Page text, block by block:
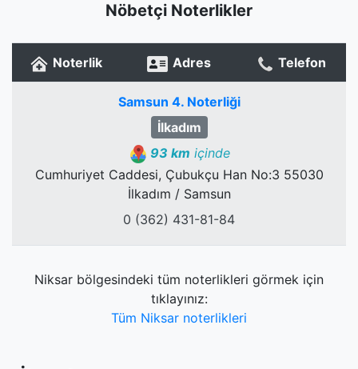
Nöbetçi Noterlikler
Noterlik Adres Telefon
Samsun 4. Noterliği
İlkadım
93 km içinde
Cumhuriyet Caddesi, Çubukçu Han No:3 55030
İlkadım / Samsun
0 (362) 431-81-84
Niksar bölgesindeki tüm noterlikleri görmek için
tıklayınız:
Tüm Niksar noterlikleri